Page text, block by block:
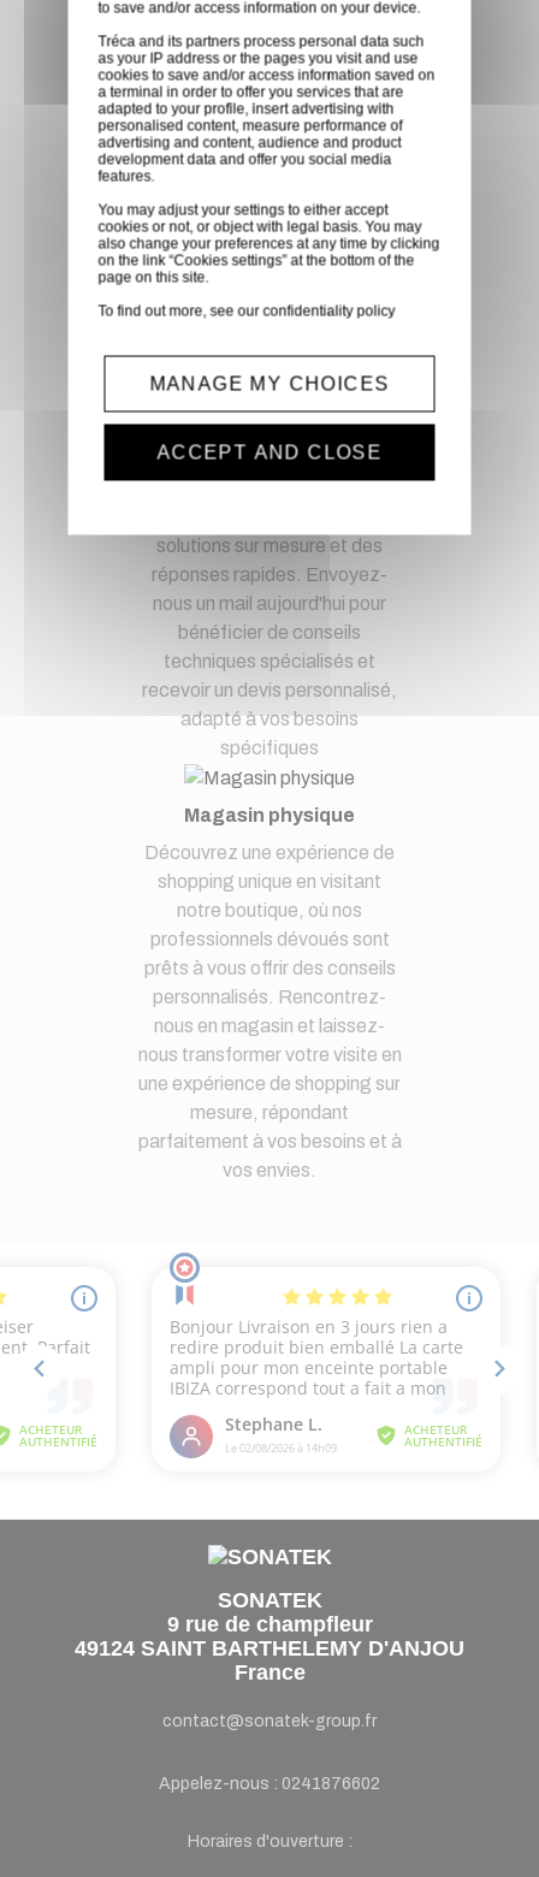
partenaire GLS, partout en
France métropolitaine et en
Europe entre 24h et 48h après
mise à disposition des produits
à notre transporteur.
Paiement sécurisé
Paiement CB, virement,
Paypal, ...
Optez pour la tranquillité
demandes techniques et devis
à notre service clients par mail.
Notre équipe d'experts est
solutions sur mesure et des
réponses rapides. Envoyez-
nous un mail aujourd'hui pour
bénéficier de conseils
techniques spécialisés et
recevoir un devis personnalisé,
adapté à vos besoins
spécifiques
Magasin physique
Découvrez une expérience de
shopping unique en visitant
notre boutique, où nos
professionnels dévoués sont
prêts à vous offrir des conseils
personnalisés. Rencontrez-
nous en magasin et laissez-
nous transformer votre visite en
une expérience de shopping sur
mesure, répondant
parfaitement à vos besoins et à
vos envies.
SONATEK
9 rue de champfleur
49124 SAINT BARTHELEMY D'ANJOU
France
contact@sonatek-group.fr
Appelez-nous : 0241876602
Horaires d'ouverture :
to save and/or access information on your device.
Tréca and its partners process personal data such
as your IP address or the pages you visit and use
cookies to save and/or access information saved on
a terminal in order to offer you services that are
adapted to your profile, insert advertising with
personalised content, measure performance of
advertising and content, audience and product
development data and offer you social media
features.
You may adjust your settings to either accept
cookies or not, or object with legal basis. You may
also change your preferences at any time by clicking
on the link “Cookies settings” at the bottom of the
page on this site.
To find out more, see ourconfidentiality policy
MANAGE MY CHOICES
ACCEPT AND CLOSE